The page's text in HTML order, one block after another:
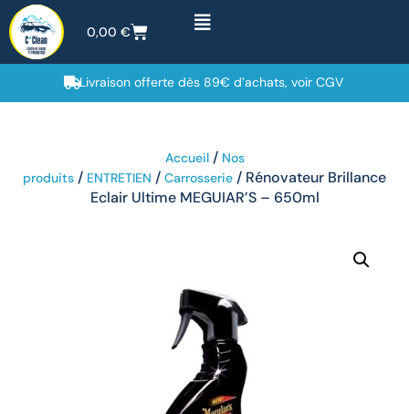
0,00 €
Livraison offerte dès 89€ d’achats, voir CGV
Accueil/ Nos
produits / ENTRETIEN / Carrosserie / Rénovateur Brillance
Eclair Ultime MEGUIAR’S – 650ml